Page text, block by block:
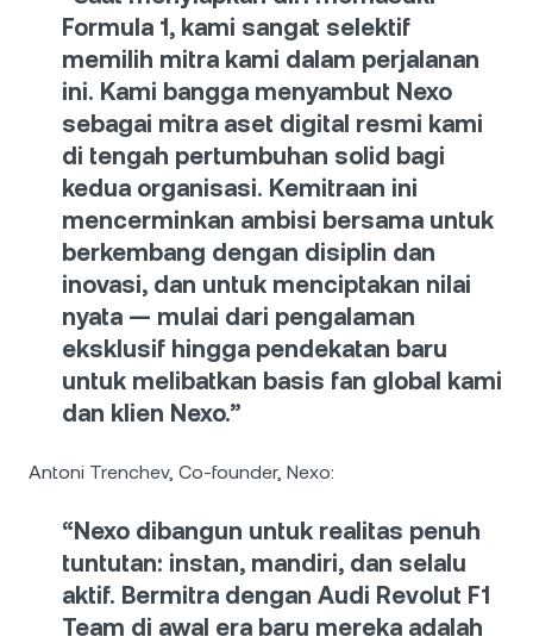
Formula 1, kami sangat selektif
memilih mitra kami dalam perjalanan
ini. Kami bangga menyambut Nexo
sebagai mitra aset digital resmi kami
di tengah pertumbuhan solid bagi
kedua organisasi. Kemitraan ini
mencerminkan ambisi bersama untuk
berkembang dengan disiplin dan
inovasi, dan untuk menciptakan nilai
nyata — mulai dari pengalaman
eksklusif hingga pendekatan baru
untuk melibatkan basis fan global kami
dan klien Nexo.”
Antoni Trenchev, Co-founder, Nexo:
“Nexo dibangun untuk realitas penuh
tuntutan: instan, mandiri, dan selalu
aktif. Bermitra dengan Audi Revolut F1
Team di awal era baru mereka adalah